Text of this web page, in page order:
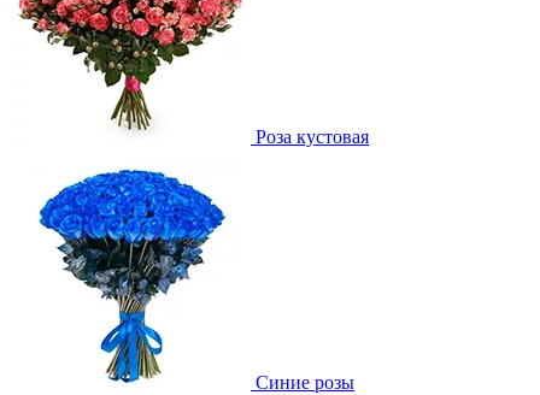
Роза кустовая
Синие розы